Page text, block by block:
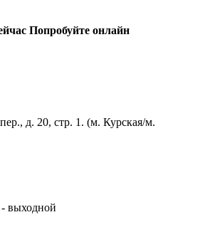
Попробуйте онлайн
д. 20, стр. 1. (м. Курская/м.
- выходной